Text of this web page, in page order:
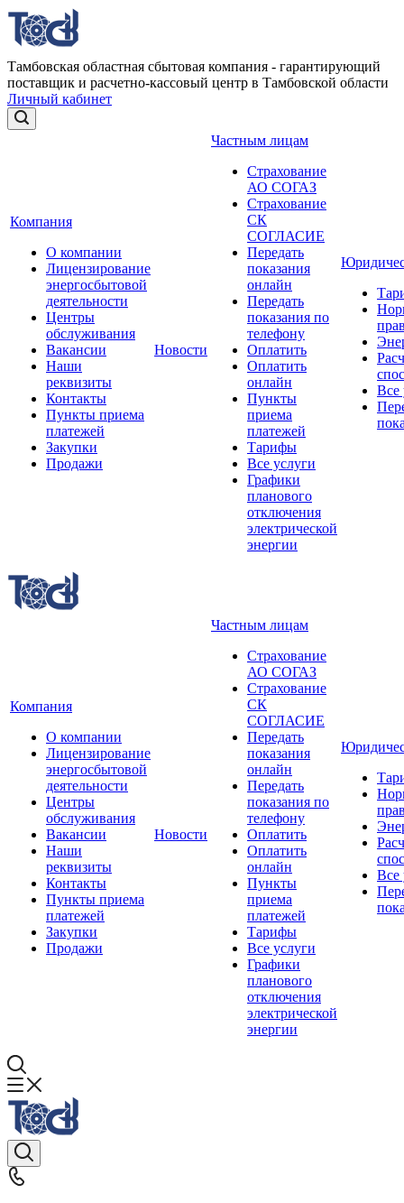
Тамбовская областная сбытовая компания - гарантирующий
поставщик и расчетно-кассовый центр в Тамбовской области
Личный кабинет
Компания
О компании
Лицензирование
энергосбытовой
деятельности
Центры
обслуживания
Вакансии
Наши
реквизиты
Контакты
Пункты приема
платежей
Закупки
Продажи
Новости
Частным лицам
Страхование
АО СОГАЗ
Страхование
СК
СОГЛАСИЕ
Передать
показания
онлайн
Передать
показания по
телефону
Оплатить
Оплатить
онлайн
Пункты
приема
платежей
Тарифы
Все услуги
Графики
планового
отключения
электрической
энергии
Все
Компания
О компании
Лицензирование
энергосбытовой
деятельности
Центры
обслуживания
Вакансии
Наши
реквизиты
Контакты
Пункты приема
платежей
Закупки
Продажи
Новости
Частным лицам
Страхование
АО СОГАЗ
Страхование
СК
СОГЛАСИЕ
Передать
показания
онлайн
Передать
показания по
телефону
Оплатить
Оплатить
онлайн
Пункты
приема
платежей
Тарифы
Все услуги
Графики
планового
отключения
электрической
энергии
Все